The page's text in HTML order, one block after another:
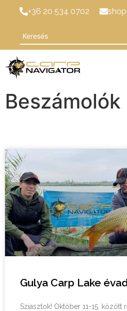
+36 20 534 0702
Beszámolók
Gulya Carp Lake
Sziasztok! Október 11-15. között